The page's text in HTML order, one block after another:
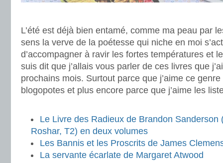
L’été est déjà bien entamé, comme ma peau par
sens la verve de la poétesse qui niche en moi
d’accompagner à ravir les fortes températures et
suis dit que j’allais vous parler de ces livres que
prochains mois. Surtout parce que j’aime ce
blogopotes et plus encore parce que j’aime les
Le Livre des Radieux de Brandon Sanderson
Roshar, T2) en deux volumes
Les Bannis et les Proscrits de James
La servante écarlate de Margaret Atwood